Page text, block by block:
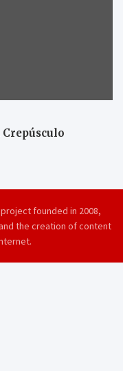
founded in 2008,
the creation of content